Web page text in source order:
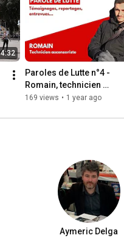
• PRCF : https://
4:32
Paroles de Lutte n°4 -
Romain, technicien
ascensoriste
169 views • 1 year ago
Aymeric Delga